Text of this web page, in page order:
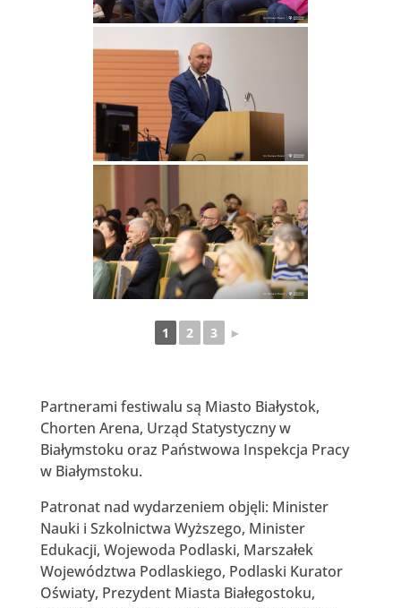
1 2 3 ►
Partnerami festiwalu są Miasto Białystok,
Chorten Arena, Urząd Statystyczny w
Białymstoku oraz Państwowa Inspekcja Pracy
w Białymstoku.
Patronat nad wydarzeniem objęli: Minister
Nauki i Szkolnictwa Wyższego, Minister
Edukacji, Wojewoda Podlaski, Marszałek
Województwa Podlaskiego, Podlaski Kurator
Oświaty, Prezydent Miasta Białegostoku,